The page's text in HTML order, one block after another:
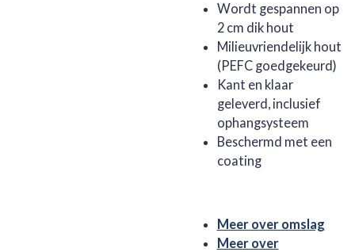
Wordt gespannen op
2 cm dik hout
Milieuvriendelijk hout
(PEFC goedgekeurd)
Kant en klaar
geleverd, inclusief
ophangsysteem
Beschermd met een
coating
Meer over omslag
Meer over